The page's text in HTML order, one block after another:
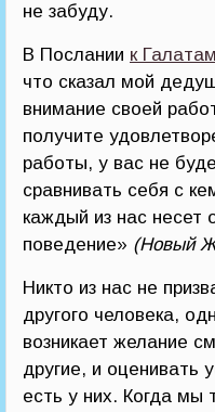
не забуду.
В Послании к
что сказал мой
внимание своей
получите
работы, у вас не
сравнивать себя с
каждый из нас несет
поведение» (Новый
Никто из нас не
другого человека,
возникает желание
другие, и оценивать
есть у них. Когда мы